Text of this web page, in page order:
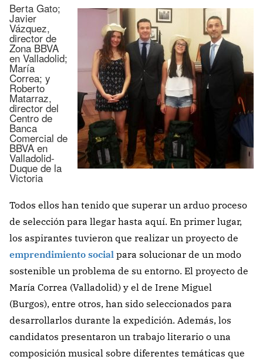
Berta Gato;
Javier
Vázquez,
director de
Zona BBVA
en Valladolid;
María
Correa; y
Roberto
Matarraz,
director del
Centro de
Banca
Comercial de
BBVA en
Valladolid-
Duque de la
Victoria
Todos ellos han tenido que superar un arduo proceso
de selección para llegar hasta aquí. En primer lugar,
los aspirantes tuvieron que realizar un proyecto de
emprendimiento social para solucionar de un modo
sostenible un problema de su entorno. El proyecto de
María Correa (Valladolid) y el de Irene Miguel
(Burgos), entre otros, han sido seleccionados para
desarrollarlos durante la expedición. Además, los
candidatos presentaron un trabajo literario o una
composición musical sobre diferentes temáticas que